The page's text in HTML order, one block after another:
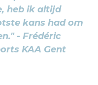
heb ik altijd
kans had om
- Frédéric
KAA Gent